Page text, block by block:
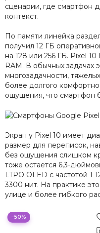
сценарии, где смартфон
контекст.
По памяти линейка
получил 12 ГБ
на 128 или 256 ГБ. Pixel
RAM. В обычных задачах
многозадачности,
более долгого
ощущения, что смартфон
Экран у Pixel 10 имеет
размер для переписок,
без ощущения слишком
тоже остается 6,3-
LTPO OLED с частотой
3300 нит. На практике
улице и более гибкого
−50%